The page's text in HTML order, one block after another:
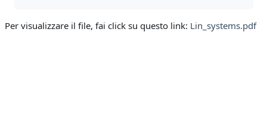
Per visualizzare il file, fai click su questo link: Lin_systems.pdf